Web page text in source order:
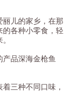
丽儿的家乡，在那
的各种小零食，轻
品深海金枪鱼
三种不同口味，